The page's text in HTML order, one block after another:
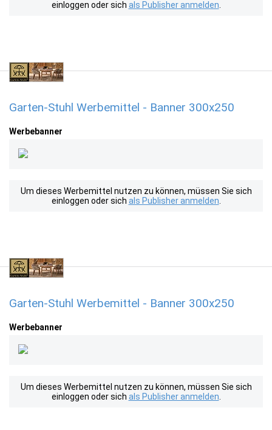
einloggen oder sich als Publisher anmelden
Garten-Stuhl Werbemittel - Banner 300x250
Werbebanner
Um dieses Werbemittel nutzen zu können, müssen Sie sich
einloggen oder sich als Publisher anmelden
Garten-Stuhl Werbemittel - Banner 300x250
Werbebanner
Um dieses Werbemittel nutzen zu können, müssen Sie sich
einloggen oder sich als Publisher anmelden